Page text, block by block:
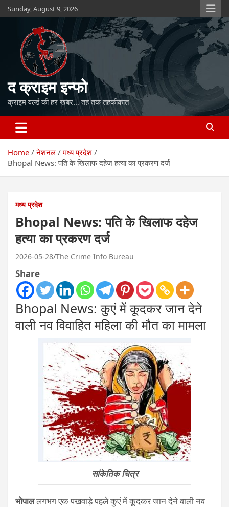
Skip
to
Sunday, August 9, 2026
द क्राइम इन्फो
क्राइम वर्ल्ड की हर खबर… तह तक तहकीकात
Home नेशनल
मध्य प्रदेश
Bhopal News: पति के खिलाफ दहेज हत्या का प्रकरण दर्ज
मध्य प्रदेश
Bhopal News: पति के खिलाफ दहेज
हत्या का प्रकरण दर्ज
2026-05-28 The Crime Info Bureau
Share
Bhopal News: कुएं में कूदकर जान देने
वाली नव विवाहित महिला की मौत का मामला
सांकेति​क चित्र
भोपाललगभग एक पखवाड़े पहले कुएं में कूदकर जान देने वाली नव